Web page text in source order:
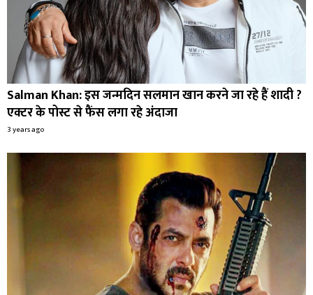
Salman Khan: इस जन्मदिन सलमान खान करने जा रहे हैं शादी ?
एक्टर के पोस्ट से फैंस लगा रहे अंदाजा
3 years ago